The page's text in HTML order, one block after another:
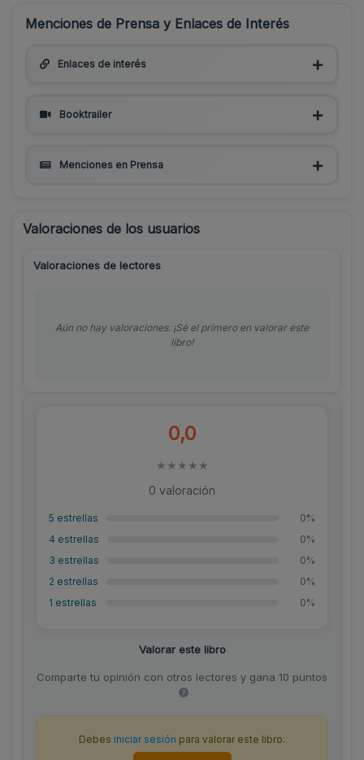
Menciones de Prensa y Enlaces de Interés
Enlaces de interés
Booktrailer
Menciones en Prensa
Valoraciones de los usuarios
0,0
★ ★ ★ ★ ★
0 valoración
5 estrellas
0%
4 estrellas
0%
3 estrellas
0%
2 estrellas
0%
1 estrellas
0%
Valorar este libro
Comparte tu opinión con otros lectores y gana 10 puntos
Debes iniciar sesión para valorar este libro.
Valoraciones de lectores
Aún no hay valoraciones. ¡Sé el primero en valorar este
libro!